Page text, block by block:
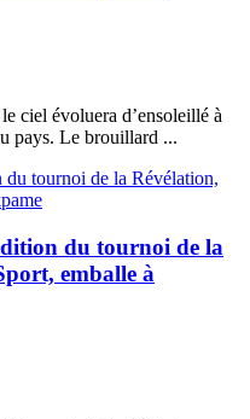
ciel évoluera d’ensoleillé à
pays. Le brouillard ...
du tournoi de la
emballe à